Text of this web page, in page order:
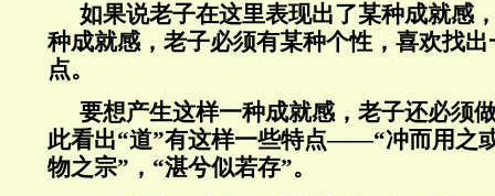
如果说老子在这里表现出了某种成就感
种成就感，老子必须有某种个性，喜欢找
点。
要想产生这样一种成就感，老子还必须
此看出“道”有这样一些特点——“冲而用之
物之宗”，“湛兮似若存”。